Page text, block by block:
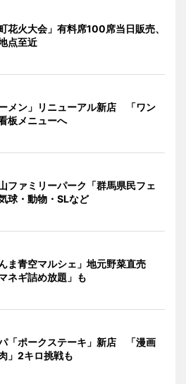
花火大会」有料席100席当日販売、
点至近
メン」リニューアル新店 「ワン
板メニューへ
ファミリーパーク「群馬県民フェ
球・動物・SLなど
ま青空マルシェ」地元野菜直売
ネギ詰め放題」も
「ポークステーキ」新店 「漫画
」2キロ挑戦も